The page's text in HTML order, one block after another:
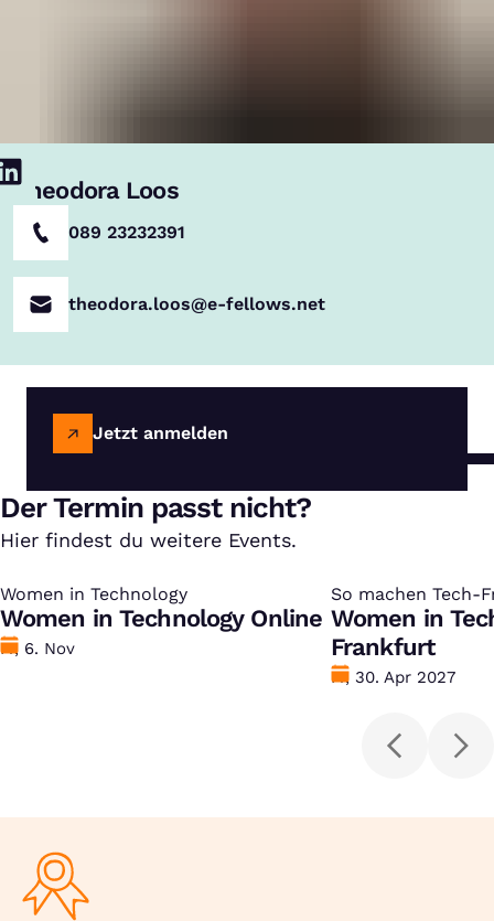
Theodora Loos
089 23232391
theodora.loos@e-fellows.net
Jetzt anmelden
Der Termin passt nicht?
Hier findest du weitere Events.
Women in Technology
:
Women in Technology Online
Datum
Fr, 6. Nov
So machen Tech-
:
Women in
Frankfurt
Datum
Fr, 30. Apr 2027